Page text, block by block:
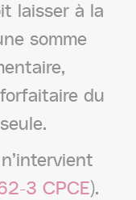
laisser à la
somme
du
3 CPCE).